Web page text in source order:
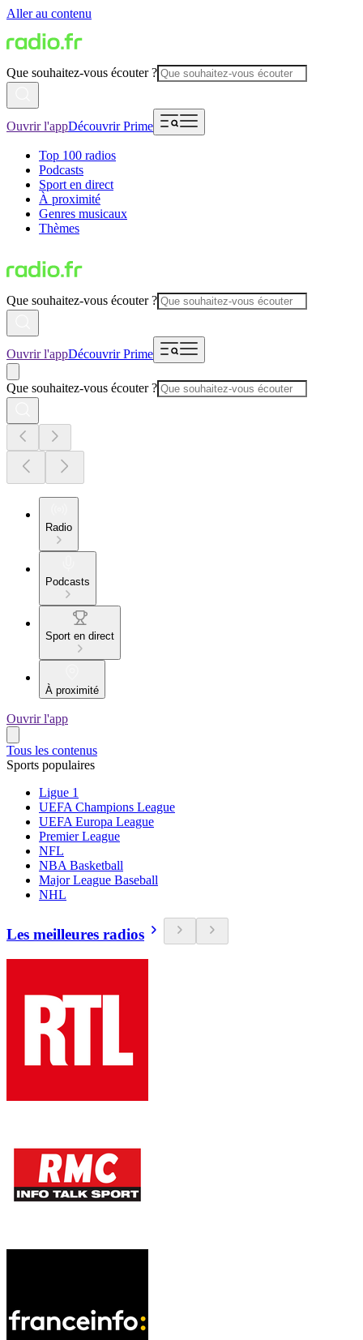
Aller au contenu
Que souhaitez-vous écouter ?
Ouvrir l'appDécouvrir Prime
Top 100 radios
Podcasts
Sport en direct
À proximité
Genres musicaux
Thèmes
Que souhaitez-vous écouter ?
Ouvrir l'appDécouvrir Prime
Que souhaitez-vous écouter ?
Radio
Podcasts
Sport en direct
À proximité
Ouvrir l'app
Tous les contenus
Sports populaires
Ligue 1
UEFA Champions League
UEFA Europa League
Premier League
NFL
NBA Basketball
Major League Baseball
NHL
Les meilleures radios